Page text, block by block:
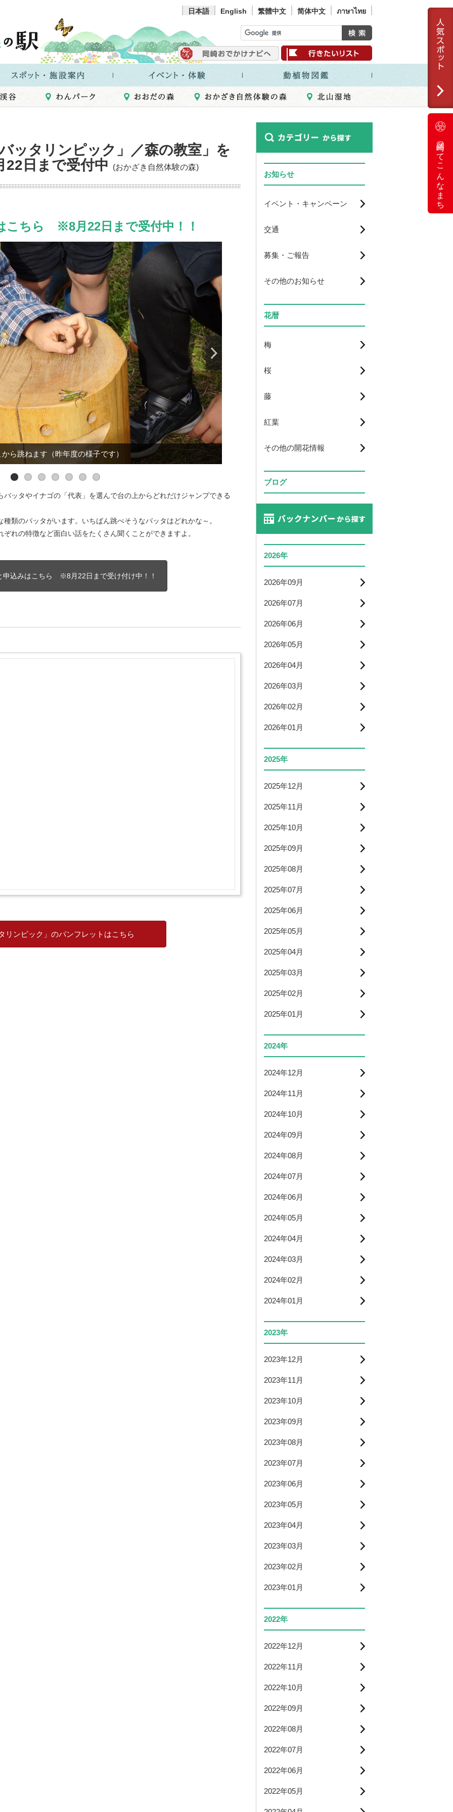
日本語 English 繁體中文 简体中文 ภาษาไทย
岡崎ってこんなまち
ッタリンピック」／森の教室」を
日まで受付中
(おかざき自然体験の森)
こちら ※8月22日まで受付中！！
ら跳ねます（昨年度の様子です）
さあバッタを探そう！
こんなに集まりました。
ンピック開始！！どれだけ飛んだかな
飛んだ距離を記録します。
表彰式の様子です。
ら生き物の大切さの話しがありました！
ッタやイナゴの「代表」を選んで台の上からどれだけジャンプできる
類のバッタがいます。いちばん跳べそうなバッタはどれかな～。
れの特徴など面白い話をたくさん聞くことができますよ。
申込みはこちら ※8月22日まで受け付け中！！
リンピック」のパンフレットはこちら
お知らせ
イベント・キャンペーン
交通
募集・ご報告
その他のお知らせ
花暦
梅
桜
藤
紅葉
その他の開花情報
ブログ
2026年
2026年09月
2026年07月
2026年06月
2026年05月
2026年04月
2026年03月
2026年02月
2026年01月
2025年
2025年12月
2025年11月
2025年10月
2025年09月
2025年08月
2025年07月
2025年06月
2025年05月
2025年04月
2025年03月
2025年02月
2025年01月
2024年
2024年12月
2024年11月
2024年10月
2024年09月
2024年08月
2024年07月
2024年06月
2024年05月
2024年04月
2024年03月
2024年02月
2024年01月
2023年
2023年12月
2023年11月
2023年10月
2023年09月
2023年08月
2023年07月
2023年06月
2023年05月
2023年04月
2023年03月
2023年02月
2023年01月
2022年
2022年12月
2022年11月
2022年10月
2022年09月
2022年08月
2022年07月
2022年06月
2022年05月